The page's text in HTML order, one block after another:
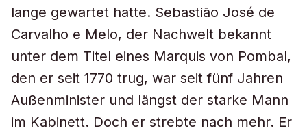
lange gewartet hatte. Sebastião José de
Carvalho e Melo, der Nachwelt bekannt
unter dem Titel eines Marquis von Pombal,
den er seit 1770 trug, war seit fünf Jahren
Außenminister und längst der starke Mann
im Kabinett. Doch er strebte nach mehr. Er